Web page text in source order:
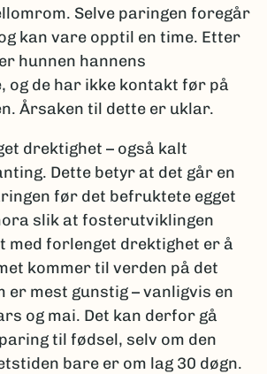
Selve paringen foregår
kan vare opptil en time. Etter
hunnen hannens
og de har ikke kontakt før på
Årsaken til dette er uklar.
drektighet – også kalt
Dette betyr at det går en
før det befruktete egget
slik at fosterutviklingen
med forlenget drektighet er å
kommer til verden på det
er mest gunstig – vanligvis en
og mai. Det kan derfor gå
til fødsel, selv om den
bare er om lag 30 døgn.